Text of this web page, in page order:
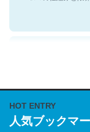
https://
/064121
─GPTの仕組みと限
HOT ENTRY
人気ブックマ